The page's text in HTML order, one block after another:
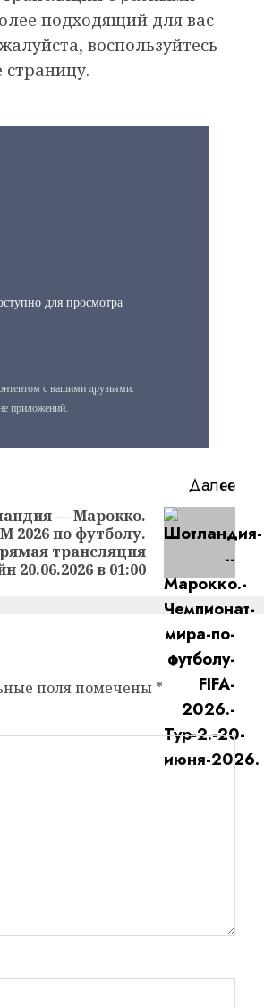
подходящий для вас
воспользуйтесь
Далее
— Марокко.
2026 по футболу.
трансляция
20.06.2026 в 01:00
поля помечены *